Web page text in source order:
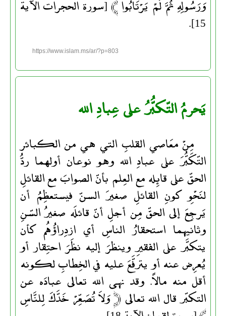
وَرَسُولِهِ ثُمَّ لَمْ يَرْتَابُوا ﴾ [سورة الحجرات الآية
15].
https://www.islam.ms/ar/?p=803
يَحرمُ التّكبُّرُ على عِبادِ الله
مِنْ معَاصي القلبِ التي هي من الكبائر
التّكَبُّرَ على عبادِ الله وهو نوعان أولهما ردُّ
الحقّ على قائِله مع العِلم بأنّ الصوابَ مع القائلِ
لنَحْوِ كونِ القائلِ صغيرَ السنّ فيستعظِمُ أن
يَرجِعَ إلى الحقّ مِن أجلِ أنّ قائلَه صغيرُ السّنِ
وثانيهما استحقارُ الناسِ أي ازدِراؤُهُم كأن
يتكبَّر على الفقيرِ وينظرَ إليه نظَرَ احتِقار أو
يُعرِض عنه أو يترفَّعَ عليه في الخِطابِ لكونه
أقل منه مالاً. وقد نهى الله تعالى عبادَه عن
التكبّر قال الله تعالى ﴿ وَلاَ تُصَعِّرْ خَدَّكَ لِلنَّاسِ